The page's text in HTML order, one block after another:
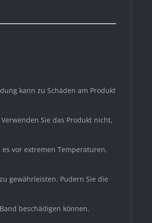
kann zu Schäden am Produkt
Sie das Produkt nicht,
vor extremen Temperaturen,
gewährleisten. Pudern Sie die
beschädigen können.